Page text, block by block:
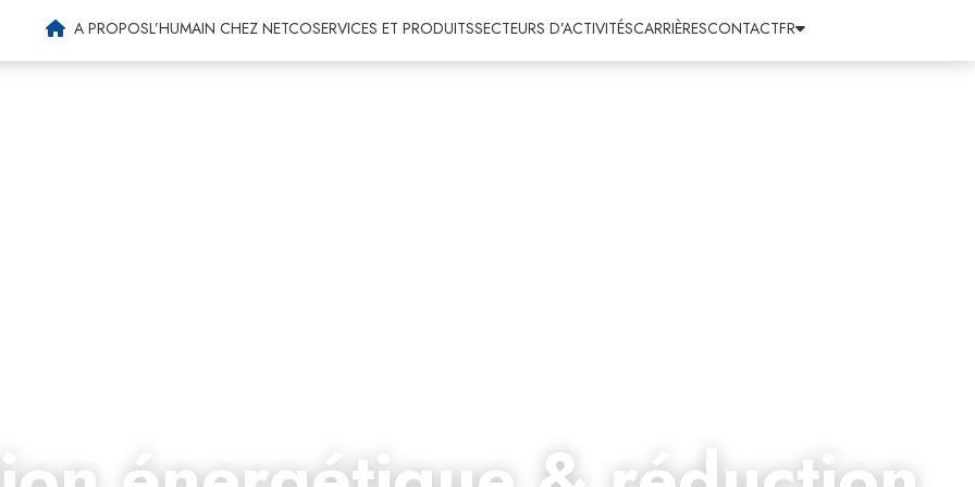
A PROPOSL’HUMAIN CHEZ NETCOSERVICES ET PRODUITSSECTEURS D’ACTIVITÉS
Machines agricoles CARRIÈRESCONTACTFR